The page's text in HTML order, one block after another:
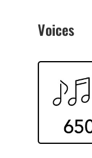
Voices